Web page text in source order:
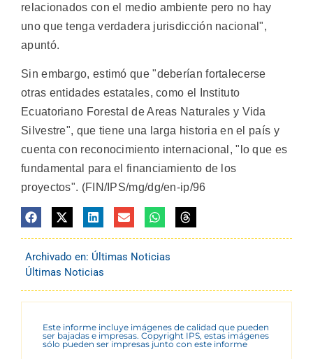
relacionados con el medio ambiente pero no hay
uno que tenga verdadera jurisdicción nacional",
apuntó.
Sin embargo, estimó que "deberían fortalecerse
otras entidades estatales, como el Instituto
Ecuatoriano Forestal de Areas Naturales y Vida
Silvestre", que tiene una larga historia en el país y
cuenta con reconocimiento internacional, "lo que es
fundamental para el financiamiento de los
proyectos". (FIN/IPS/mg/dg/en-ip/96
Archivado en: Últimas Noticias
Últimas Noticias
Este informe incluye imágenes de calidad que pueden
ser bajadas e impresas. Copyright IPS, estas imágenes
sólo pueden ser impresas junto con este informe